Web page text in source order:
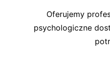
Oferujemy
psychologiczne